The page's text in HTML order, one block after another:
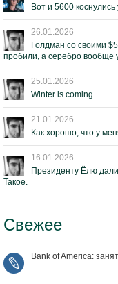
Вот и 5600
26.01.2026
Голдман со своими
пробили, а серебро вообще
25.01.2026
Winter is coming...
21.01.2026
Как хорошо, что у
16.01.2026
Президенту Ёлю
Такое.
Свежее
Bank of America: